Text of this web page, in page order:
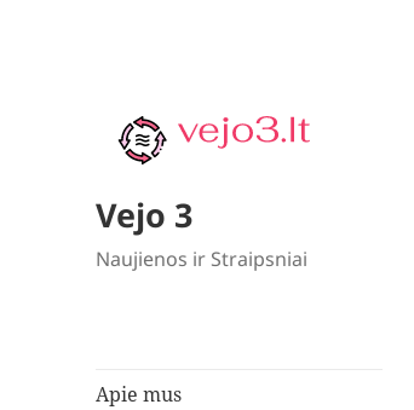
Vejo 3
Naujienos ir Straipsniai
Apie mus